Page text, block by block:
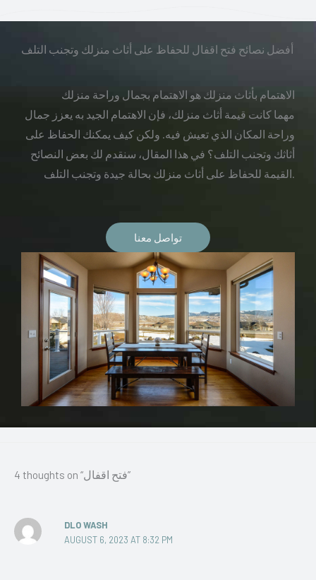
أفضل نصائح فتح اقفال للحفاظ على أثاث منزلك وتجنب التلف
الاهتمام بأثاث منزلك هو الاهتمام بجمال وراحة منزلك
مهما كانت قيمة أثاث منزلك، فإن الاهتمام الجيد به يعزز جمال
وراحة المكان الذي تعيش فيه. ولكن كيف يمكنك الحفاظ على
أثاثك وتجنب التلف؟ في هذا المقال، سنقدم لك بعض النصائح
القيمة للحفاظ على أثاث منزلك بحالة جيدة وتجنب التلف.
تواصل معنا
4 thoughts on “فتح اقفال”
DLO WASH
AUGUST 6, 2023 AT 8:32 PM